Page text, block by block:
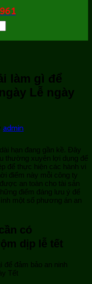
làm gì để
Lễ ngày
admin
hạn đang gần kề. Đây
thường xuyên lợi dụng để
để thực hiện các hành vi
điểm này mỗi công ty
an toàn cho tài sản
điểm đáng lưu ý để
một số phương án an
có
dịp lễ tết